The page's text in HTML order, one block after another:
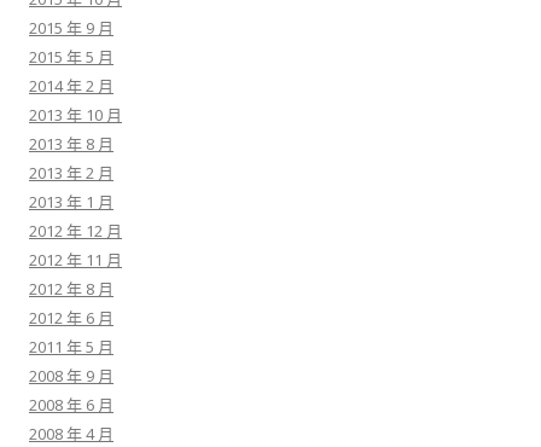
2015 年 9 月
2015 年 5 月
2014 年 2 月
2013 年 10 月
2013 年 8 月
2013 年 2 月
2013 年 1 月
2012 年 12 月
2012 年 11 月
2012 年 8 月
2012 年 6 月
2011 年 5 月
2008 年 9 月
2008 年 6 月
2008 年 4 月